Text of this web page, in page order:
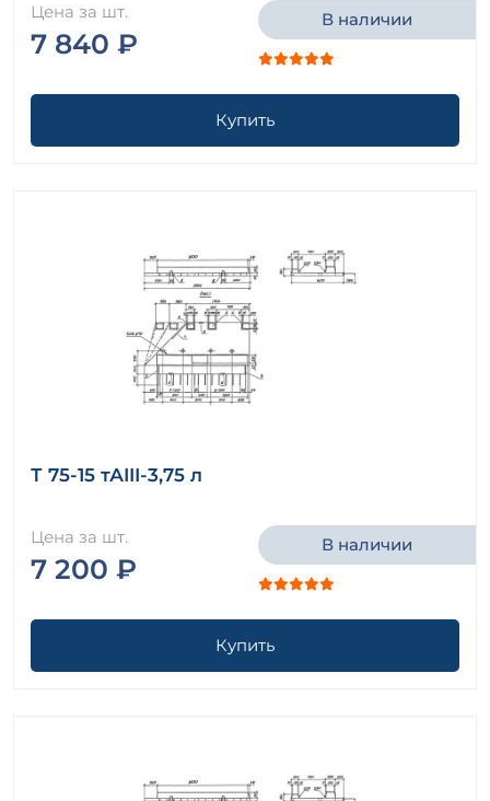
Цена за шт.
7 840 ₽
В наличии
Купить
Т 75-15 тАIII-3,75 л
Цена за шт.
7 200 ₽
В наличии
Купить